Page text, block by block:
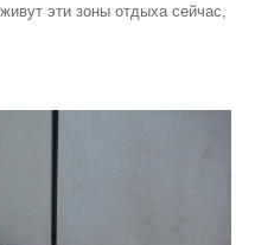
эти зоны отдыха сейчас,